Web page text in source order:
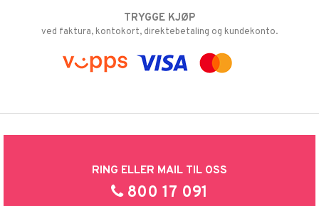
TRYGGE KJØP
ved faktura, kontokort, direktebetaling og kundekonto.
RING ELLER MAIL TIL OSS
800 17 091